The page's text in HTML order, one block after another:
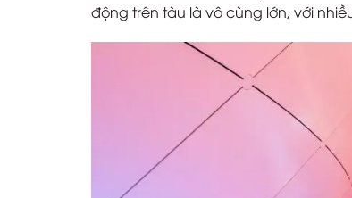
động trên tàu là vô cùng lớn, với